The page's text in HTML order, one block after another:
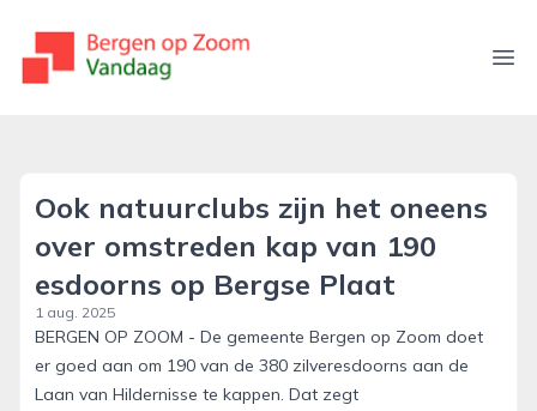
bergenopzoomvandaag.nl
Ook natuurclubs zijn het oneens
over omstreden kap van 190
esdoorns op Bergse Plaat
1 aug. 2025
BERGEN OP ZOOM - De gemeente Bergen op Zoom doet
er goed aan om 190 van de 380 zilveresdoorns aan de
Laan van Hildernisse te kappen. Dat zegt